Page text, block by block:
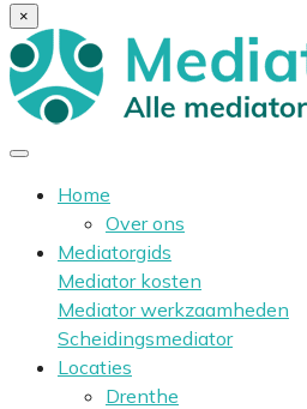
×
Home
Over ons
Mediatorgids
Mediator kosten
Mediator werkzaamheden
Scheidingsmediator
Locaties
Drenthe